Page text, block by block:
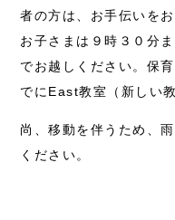
者の方は、お手伝いを
お子さまは９時３０分
でお越しください。保
でにEast教室（新しい
尚、移動を伴うため、
ください。